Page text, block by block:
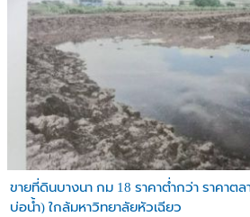
ขายที่ดินบางนา กม 18 ราคาต่ำกว่า ราคาต
บ่อน้ำ) ใกล้มหาวิทยาลัยหัวเฉียว